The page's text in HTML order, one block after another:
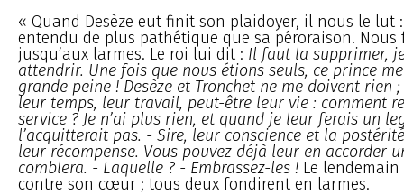
« Quand Desèze eut finit son plaidoyer, il nous le lut
entendu de plus pathétique que sa péroraison. Nous
jusqu’aux larmes. Le roi lui dit : Il faut la supprimer,
attendrir. Une fois que nous étions seuls, ce prince me
grande peine ! Desèze et Tronchet ne me doivent rien
leur temps, leur travail, peut-être leur vie : comment
service ? Je n’ai plus rien, et quand je leur ferais un
l’acquitterait pas. - Sire, leur conscience et la
leur récompense. Vous pouvez déjà leur en accorder
comblera. - Laquelle ? - Embrassez-les ! Le
contre son cœur ; tous deux fondirent en larmes.